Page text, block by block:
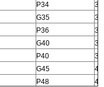
P34
G35
P36
G40
P40
G45
P48